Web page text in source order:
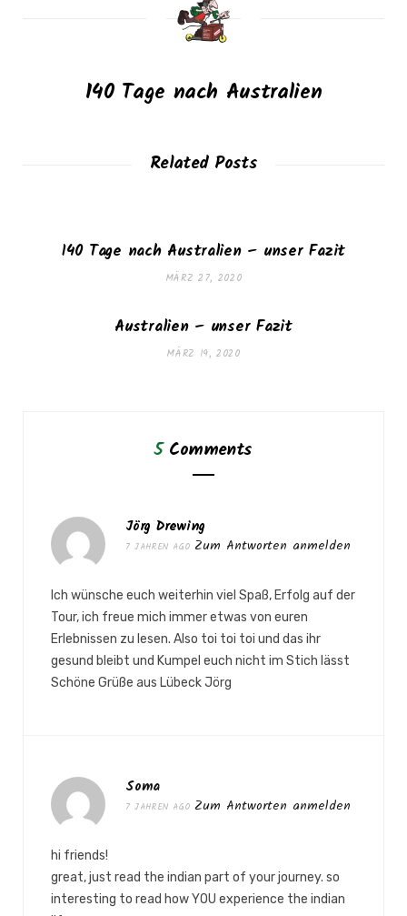
140 Tage nach Australien
Related Posts
140 Tage nach Australien – unser Fazit
MÄRZ 27, 2020
Australien – unser Fazit
MÄRZ 19, 2020
5Comments
Jörg Drewing
7 JAHREN AGO Zum Antworten anmelden
Ich wünsche euch weiterhin viel Spaß, Erfolg auf der
Tour, ich freue mich immer etwas von euren
Erlebnissen zu lesen. Also toi toi toi und das ihr
gesund bleibt und Kumpel euch nicht im Stich lässt
Schöne Grüße aus Lübeck Jörg
Soma
7 JAHREN AGO Zum Antworten anmelden
hi friends!
great, just read the indian part of your journey. so
interesting to read how YOU experience the indian